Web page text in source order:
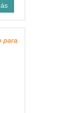
para